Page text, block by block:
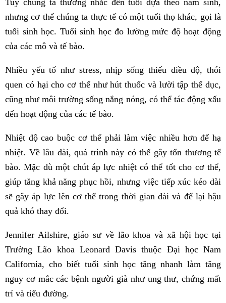
Tuy chúng ta thường nhắc đến tuổi dựa theo năm sinh,
nhưng cơ thể chúng ta thực tế có một tuổi thọ khác, gọi là
tuổi sinh học. Tuổi sinh học đo lường mức độ hoạt động
của các mô và tế bào.
Nhiều yếu tố như stress, nhịp sống thiếu điều độ, thói
quen có hại cho cơ thể như hút thuốc và lười tập thể dục,
cũng như môi trường sống nắng nóng, có thể tác động xấu
đến hoạt động của các tế bào.
Nhiệt độ cao buộc cơ thể phải làm việc nhiều hơn để hạ
nhiệt. Về lâu dài, quá trình này có thể gây tổn thương tế
bào. Mặc dù một chút áp lực nhiệt có thể tốt cho cơ thể,
giúp tăng khả năng phục hồi, nhưng việc tiếp xúc kéo dài
sẽ gây áp lực lên cơ thể trong thời gian dài và để lại hậu
quả khó thay đổi.
Jennifer Ailshire, giáo sư về lão khoa và xã hội học tại
Trường Lão khoa Leonard Davis thuộc Đại học Nam
California, cho biết tuổi sinh học tăng nhanh làm tăng
nguy cơ mắc các bệnh người già như ung thư, chứng mất
trí và tiểu đường.